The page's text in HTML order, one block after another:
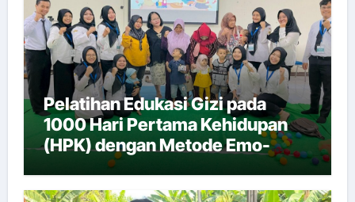
Pelatihan Edukasi Gizi pada
1000 Hari Pertama Kehidupan
(HPK) dengan Metode Emo-